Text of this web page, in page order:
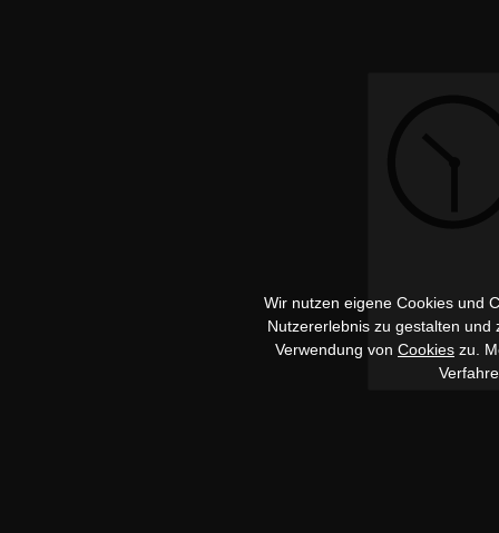
Wir nutzen eigene Cookies und
Nutzererlebnis zu gestalten
Verwendung von Cookies zu.